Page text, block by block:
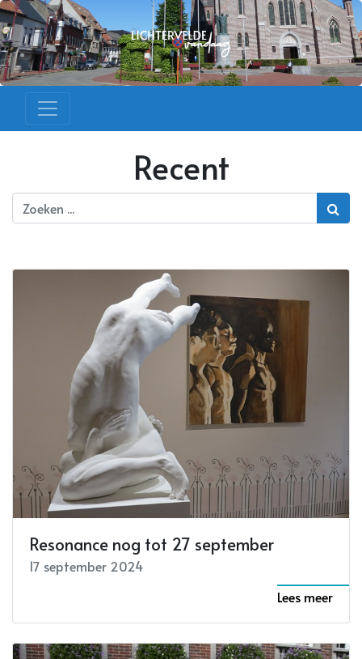
Recent
Resonance nog tot 27 september
17 september 2024
Lees meer